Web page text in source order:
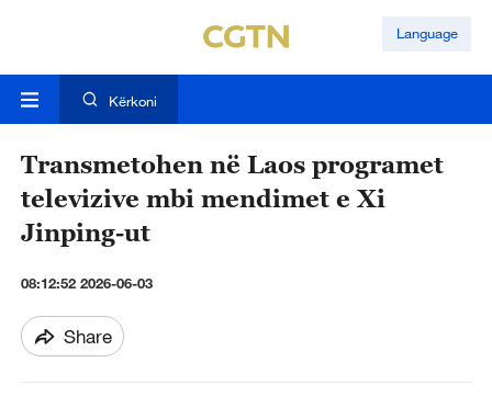
Language
Kërkoni
Transmetohen në Laos programet
televizive mbi mendimet e Xi
Jinping-ut
08:12:52 2026-06-03
Share